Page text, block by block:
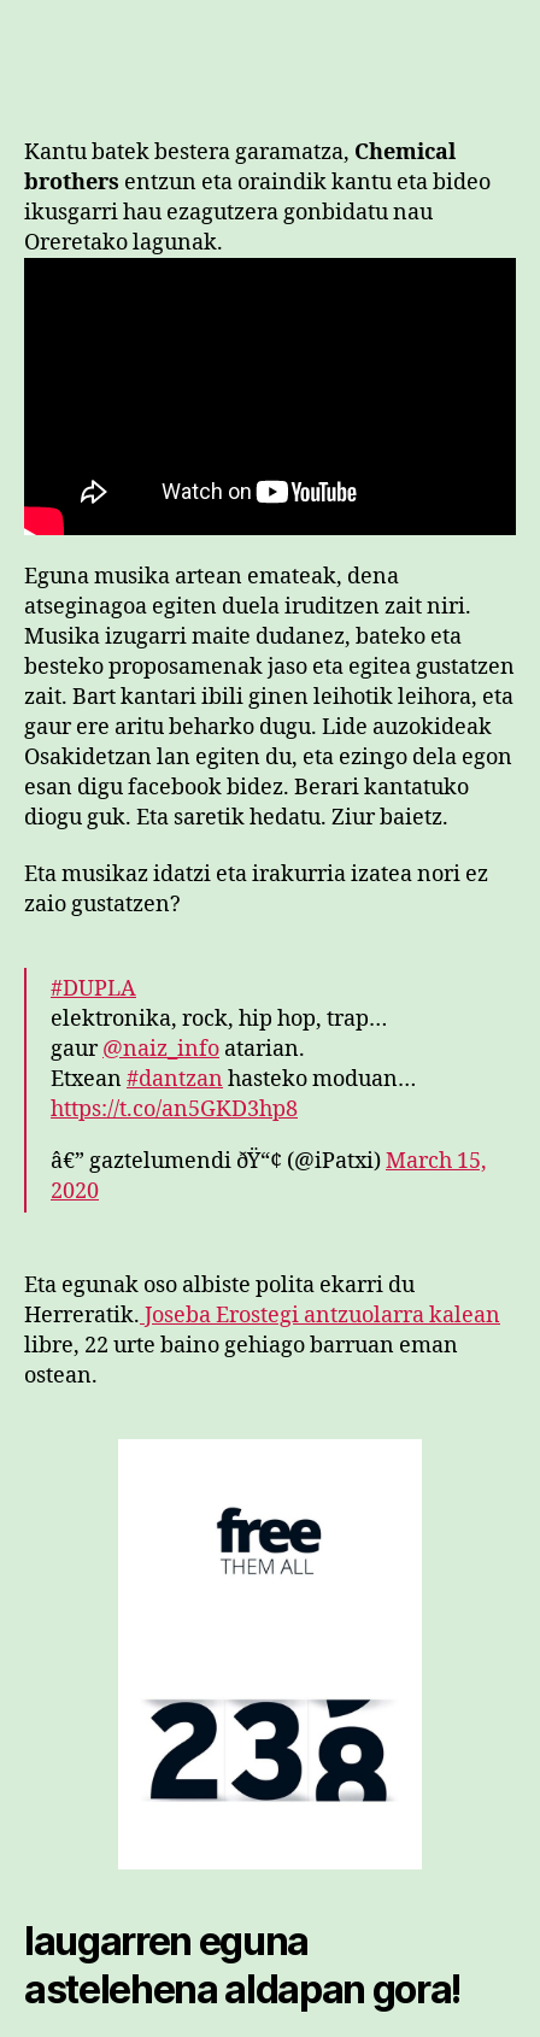
Kantu batek bestera garamatza, Chemical
brothers entzun eta oraindik kantu eta bideo
ikusgarri hau ezagutzera gonbidatu nau
Oreretako lagunak.
Eguna musika artean emateak, dena
atseginagoa egiten duela iruditzen zait niri.
Musika izugarri maite dudanez, bateko eta
besteko proposamenak jaso eta egitea gustatzen
zait. Bart kantari ibili ginen leihotik leihora, eta
gaur ere aritu beharko dugu. Lide auzokideak
Osakidetzan lan egiten du, eta ezingo dela egon
esan digu facebook bidez. Berari kantatuko
diogu guk. Eta saretik hedatu. Ziur baietz.
Eta musikaz idatzi eta irakurria izatea nori ez
zaio gustatzen?
#DUPLA
elektronika, rock, hip hop, trap…
gaur@naiz_info atarian.
Etxean#dantzan hasteko moduan…
https://t.co/an5GKD3hp8
â€” gaztelumendi ðŸ“¢ (@iPatxi)March 15,
2020
Eta egunak oso albiste polita ekarri du
Herreratik. Joseba Erostegi antzuolarra kalean
libre, 22 urte baino gehiago barruan eman
ostean.
laugarren eguna
astelehena aldapan gora!